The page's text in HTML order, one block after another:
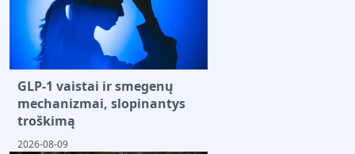
GLP-1 vaistai ir smegenų
mechanizmai, slopinantys
troškimą
2026-08-09